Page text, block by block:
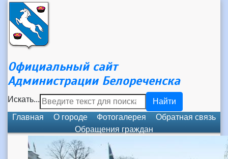
Официальный сайт
Администрации Белореченска
Искать...
Найти
Главная
О городе Фотогалерея
Обратная связь
Обращения граждан